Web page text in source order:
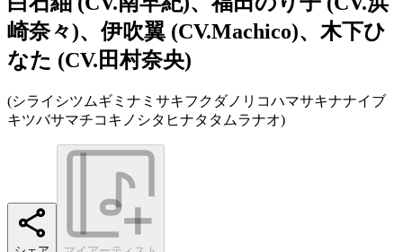
崎奈々)、伊吹翼 (CV.Machico)、木下ひ
なた (CV.田村奈央)
(シライシツムギミナミサキフクダノリコハマサキナナイブ
キツバサマチコキノシタヒナタタムラナオ)